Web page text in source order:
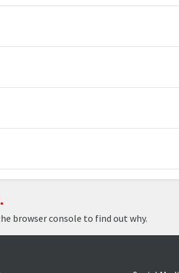
browser console to find out why.